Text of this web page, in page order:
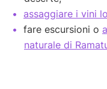
assaggiare i vini
fare escursioni o
naturale di